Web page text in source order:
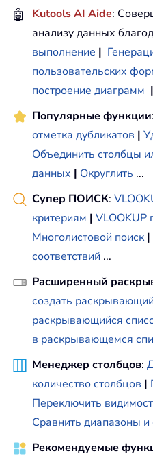
🤖 Kutools AI Aide:
анализу данных
выполнение |
пользовательских
построение диаграмм |
Популярные функции:
отметка дубликатов |
Объединить столбцы
данных | Округлить ...
Супер ПОИСК:
критериям | VLOOKUP
Многолистовой поиск |
соответствий ...
Расширенный
создать
раскрывающийся
в раскрывающемся
Менеджер столбцов:
количество столбцов |
Переключить
Сравнить диапазоны и
Рекомендуемые